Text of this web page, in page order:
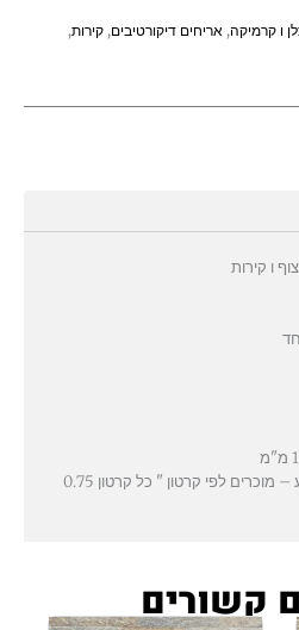
ו קרמיקה, אריחים דיקורטיבים, קירות,
ו קירות
המחיר לפי מטר מרובע – מוכרים לפי קרטון " כל קרטון 0.75
קשורים